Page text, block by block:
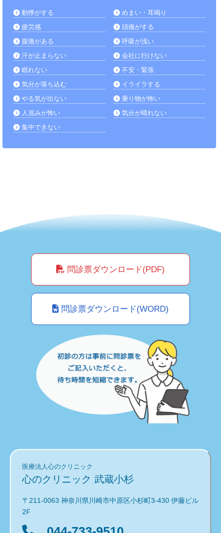
動悸がする
めまい・耳鳴り
疲労感
頭痛がする
腹痛がある
呼吸が浅い
汗が止まらない
会社に行けない
眠れない
不安・緊張
気分が落ち込む
イライラする
やる気が出ない
乗り物が怖い
人混みが怖い
気分が晴れない
集中できない
問診票ダウンロード(PDF)
問診票ダウンロード(WORD)
医療法人心のクリニック
心のクリニック 武蔵小杉
〒211-0063 神奈川県川崎市中原区小杉町3-430 伊藤ビル
2F